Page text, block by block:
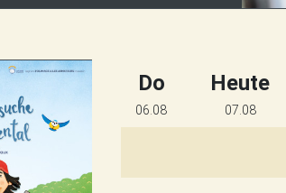
Do
06.08
Heute
07.08